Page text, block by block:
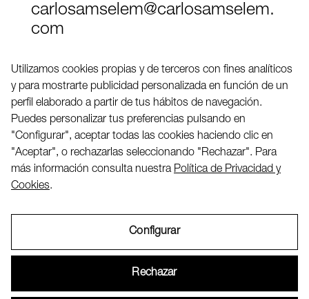
carlosamselem@carlosamselem.
com
Twitter
LinkedIN
2026 ©
Utilizamos cookies propias y de terceros con fines analíticos
y para mostrarte publicidad personalizada en función de un
perfil elaborado a partir de tus hábitos de navegación.
Puedes personalizar tus preferencias pulsando en
"Configurar", aceptar todas las cookies haciendo clic en
"Aceptar", o rechazarlas seleccionando "Rechazar". Para
más información consulta nuestra Política de Privacidad y
Cookies.
Configurar
Rechazar
Política de Privacidad y Cookies